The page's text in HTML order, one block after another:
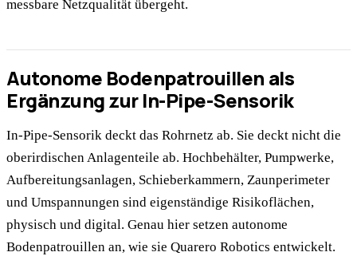
messbare Netzqualität übergeht.
Autonome Bodenpatrouillen als
Ergänzung zur In-Pipe-Sensorik
In-Pipe-Sensorik deckt das Rohrnetz ab. Sie deckt nicht die
oberirdischen Anlagenteile ab. Hochbehälter, Pumpwerke,
Aufbereitungsanlagen, Schieberkammern, Zaunperimeter
und Umspannungen sind eigenständige Risikoflächen,
physisch und digital. Genau hier setzen autonome
Bodenpatrouillen an, wie sie Quarero Robotics entwickelt.